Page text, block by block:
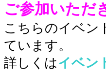
ご参加いただ
こちらのイベン
ています。
詳しくはイベン